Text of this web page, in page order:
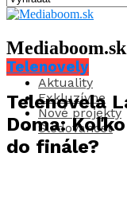
Mediaboom.sk
Aktuality
Exkluzívne
Nové projekty
Sledovanosť
Telenovely
Telenovela
Doma:
do finále?